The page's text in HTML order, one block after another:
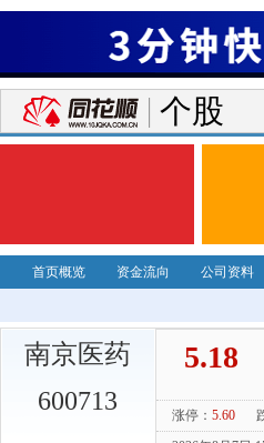
个股
首页概览 资金流向 公司资料
南京医药
600713